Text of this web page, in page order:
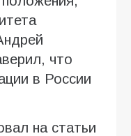
что
в России
на статьи